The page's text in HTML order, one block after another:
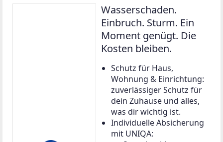
Wasserschaden.
Einbruch. Sturm. Ein
Moment genügt. Die
Kosten bleiben.
Schutz für Haus,
Wohnung & Einrichtung:
zuverlässiger Schutz für
dein Zuhause und alles,
was dir wichtig ist.
Individuelle Absicherung
mit UNIQA: